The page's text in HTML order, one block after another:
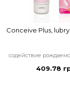
Conceive Plus,
содействие
409.78